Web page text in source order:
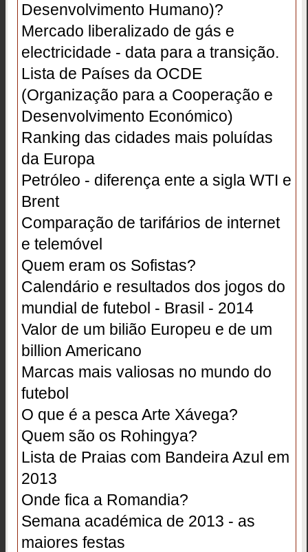
Desenvolvimento Humano)?
Mercado liberalizado de gás e
electricidade - data para a transição.
Lista de Países da OCDE
(Organização para a Cooperação e
Desenvolvimento Económico)
Ranking das cidades mais poluídas
da Europa
Petróleo - diferença ente a sigla WTI e
Brent
Comparação de tarifários de internet
e telemóvel
Quem eram os Sofistas?
Calendário e resultados dos jogos do
mundial de futebol - Brasil - 2014
Valor de um bilião Europeu e de um
billion Americano
Marcas mais valiosas no mundo do
futebol
O que é a pesca Arte Xávega?
Quem são os Rohingya?
Lista de Praias com Bandeira Azul em
2013
Onde fica a Romandia?
Semana académica de 2013 - as
maiores festas